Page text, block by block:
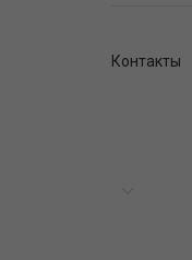
Контакты